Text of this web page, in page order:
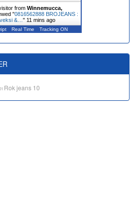
from Winnemucca,
"0816562888 BROJEANS :
&… " 11 mins ago
Real Time Tracking ON
Rok jeans 10